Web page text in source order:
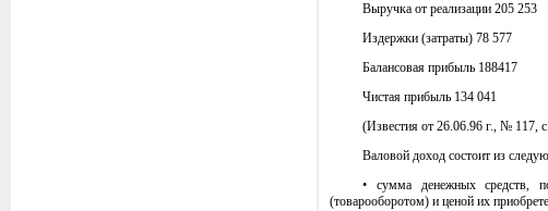
Выручка от реализации 205 253
Издержки (затраты) 78 577
Балансовая прибыль 188417
Чистая прибыль 134 041
(Известия от 26.06.96 г., № 117,
Валовой доход состоит из
• сумма денежных средств,
(товарооборотом) и ценой их